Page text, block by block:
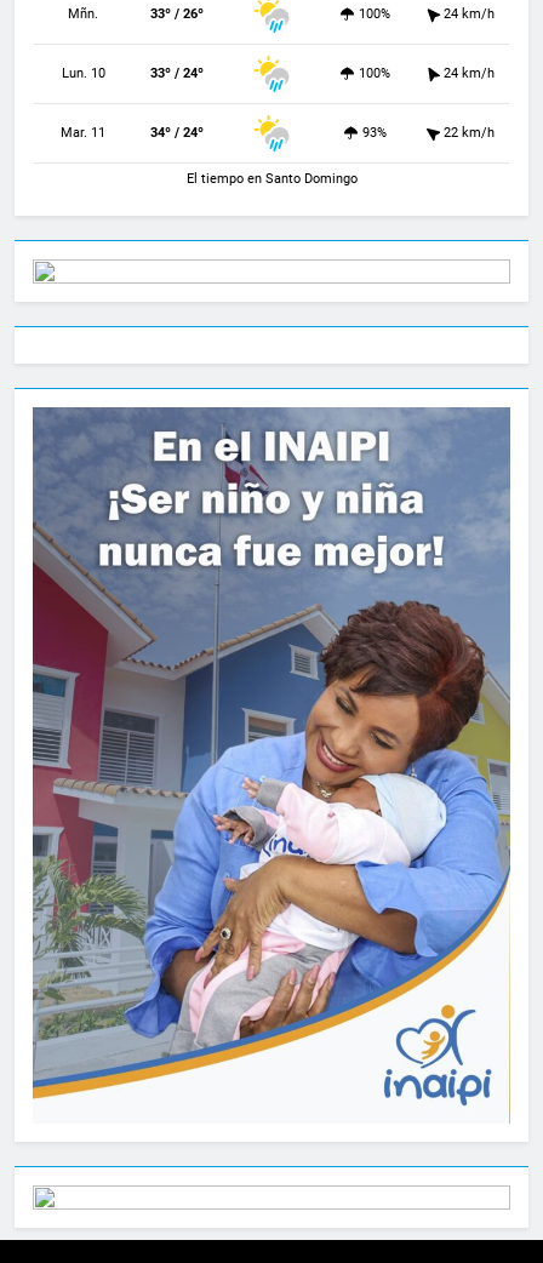
Mñn. 33º / 26º 100% 24 km/h
Lun. 10 33º / 24º 100% 24 km/h
Mar. 11 34º / 24º 93% 22 km/h
El tiempo en Santo Domingo